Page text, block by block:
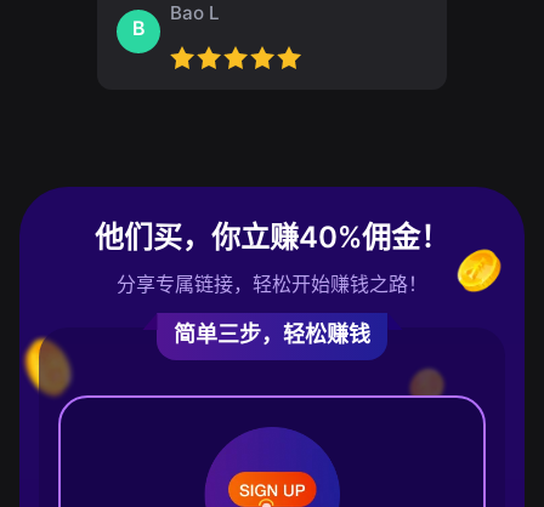
B
Bao L
他们买，你立赚40%佣金！
分享专属链接，轻松开始赚钱之路！
简单三步，轻松赚钱